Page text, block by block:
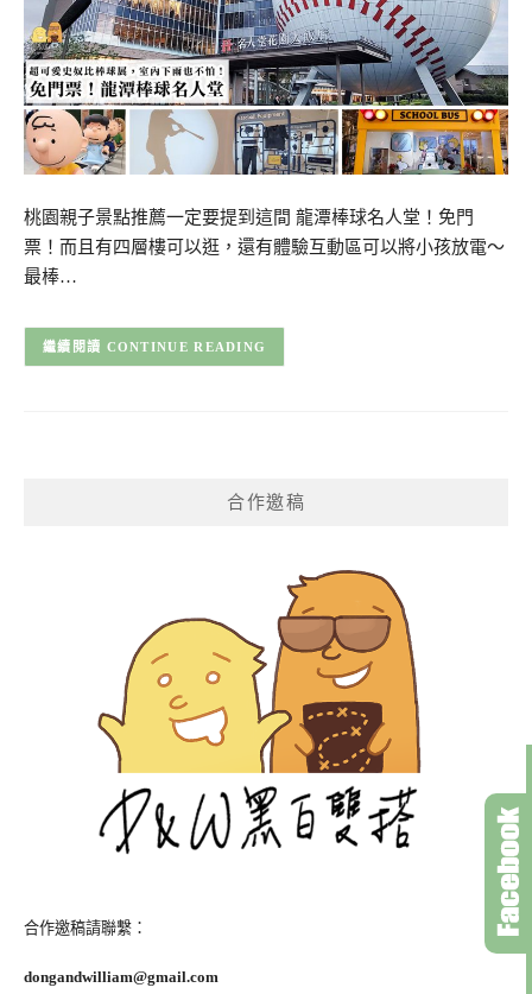
桃園親子景點推薦一定要提到這間 龍潭棒球名人堂！免門
票！而且有四層樓可以逛，還有體驗互動區可以將小孩放電～
最棒…
CONTINUE READING
合作邀稿
合作邀稿請聯繫：
dongandwilliam@gmail.com